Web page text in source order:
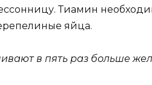
Тиамин
яйца.
в пять раз больше